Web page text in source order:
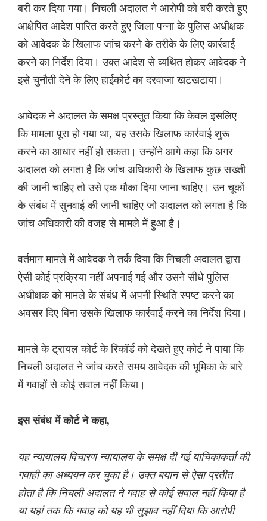
बरी कर दिया गया। निचली अदालत ने आरोपी को बरी करते हुए
आक्षेपित आदेश पारित करते हुए जिला पन्ना के पुलिस अधीक्षक
को आवेदक के खिलाफ जांच करने के तरीके के लिए कार्रवाई
करने का निर्देश दिया। उक्त आदेश से व्यथित होकर आवेदक ने
इसे चुनौती देने के लिए हाईकोर्ट का दरवाजा खटखटाया।
आवेदक ने अदालत के समक्ष प्रस्तुत किया कि केवल इसलिए
कि मामला पूरा हो गया था, यह उसके खिलाफ कार्रवाई शुरू
करने का आधार नहीं हो सकता। उन्होंने आगे कहा कि अगर
अदालत को लगता है कि जांच अधिकारी के खिलाफ कुछ सख्ती
की जानी चाहिए तो उसे एक मौका दिया जाना चाहिए। उन चूकों
के संबंध में सुनवाई की जानी चाहिए जो अदालत को लगता है कि
जांच अधिकारी की वजह से मामले में हुआ है।
वर्तमान मामले में आवेदक ने तर्क दिया कि निचली अदालत द्वारा
ऐसी कोई प्रक्रिया नहीं अपनाई गई और उसने सीधे पुलिस
अधीक्षक को मामले के संबंध में अपनी स्थिति स्पष्ट करने का
अवसर दिए बिना उसके खिलाफ कार्रवाई करने का निर्देश दिया।
मामले के ट्रायल कोर्ट के रिकॉर्ड को देखते हुए कोर्ट ने पाया कि
निचली अदालत ने जांच करते समय आवेदक की भूमिका के बारे
में गवाहों से कोई सवाल नहीं किया।
इस संबंध में कोर्ट ने कहा,
यह न्यायालय विचारण न्यायालय के समक्ष दी गई याचिकाकर्ता की
गवाही का अध्ययन कर चुका है। उक्त बयान से ऐसा प्रतीत
होता है कि निचली अदालत ने गवाह से कोई सवाल नहीं किया है
या यहां तक ​​कि गवाह को यह भी सुझाव नहीं दिया कि आरोपी